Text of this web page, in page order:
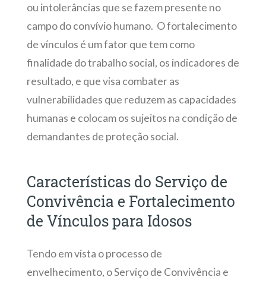
ou intolerâncias que se fazem presente no
campo do convívio humano. O fortalecimento
de vínculos é um fator que tem como
finalidade do trabalho social, os indicadores de
resultado, e que visa combater as
vulnerabilidades que reduzem as capacidades
humanas e colocam os sujeitos na condição de
demandantes de proteção social.
Características do Serviço de
Convivência e Fortalecimento
de Vínculos para Idosos
Tendo em vista o processo de
envelhecimento, o Serviço de Convivência e